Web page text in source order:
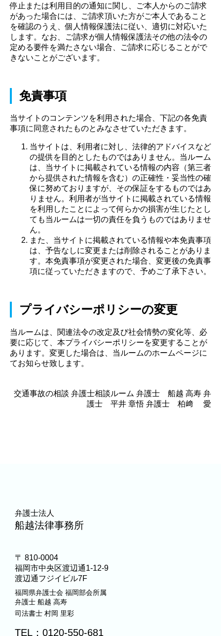
停止または利用目的の通知に関し、ご本人からのご請求
があった場合には、ご請求頂いた方がご本人であること
を確認のうえ、個人情報保護法に従い、適切に対応いた
します。なお、ご請求が個人情報保護法その他の法令の
定める要件を満たさない場合、ご請求に応じることがで
きないことがございます。
免責事項
当サイトのコンテンツを利用された場合、下記の各免責
事項に同意されたものとみなさせていただきます。
当サイトは、利用者に対し、法律的アドバイスなど
の提供を目的としたものではありません。当ルーム
は、当サイトに掲載されている情報の内容（第三者
から提供された情報を含む）の正確性・妥当性の確
保に努めておりますが、その保証をするものではあ
りません。利用者が当サイトに掲載されている情報
を利用したことによって何らかの損害が生じたとし
ても当ルームは一切の責任を負うものではありませ
ん。
また、当サイトに掲載されている情報や本免責事項
は、予告なしに変更または削除されることがありま
す。本免責事項が変更された場合、変更後の免責事
項に従っていただきますので、予めご了承下さい。
プライバシーポリシーの変更
当ルームは、関連法令の改定及び社会情勢の変化等、必
要に応じて、本プライバシーポリシーを変更することが
あります。変更した場合は、当ルームのホームページに
てお知らせ致します。
交通事故の相談 弁護士相談ルーム 弁護士 船越 高寿 弁
護士 平井 章悟 弁護士 柏﨑 愛
弁護士法人
船越法律事務所
〒 810-0004
福岡市中央区渡辺通1-12-9
渡辺通フジイビル7F
福岡県弁護士会 福岡部会所属
弁護士 船越 高寿
司法書士 村岡 里彩
TEL：0120-550-681